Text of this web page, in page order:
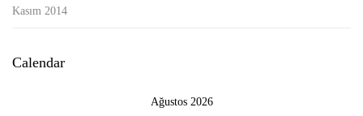
Kasım 2014
Calendar
Ağustos 2026